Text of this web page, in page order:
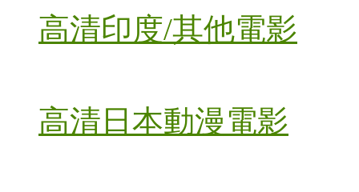
高清印度/其他電影
高清日本動漫電影